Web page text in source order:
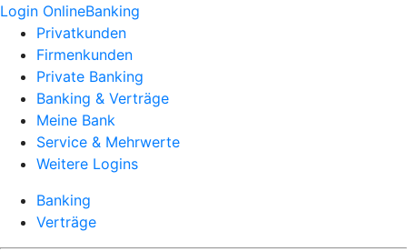
Login OnlineBanking
Privatkunden
Firmenkunden
Private Banking
Banking & Verträge
Meine Bank
Service & Mehrwerte
Weitere Logins
Banking
Verträge